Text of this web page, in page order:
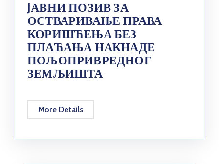
JАВНИ ПОЗИВ ЗА
ОСТВАРИВАЊЕ ПРАВА
КОРИШЋЕЊА БЕЗ
ПЛАЋАЊА НАКНАДЕ
ПОЉОПРИВРЕДНОГ
ЗЕМЉИШТА
More Details